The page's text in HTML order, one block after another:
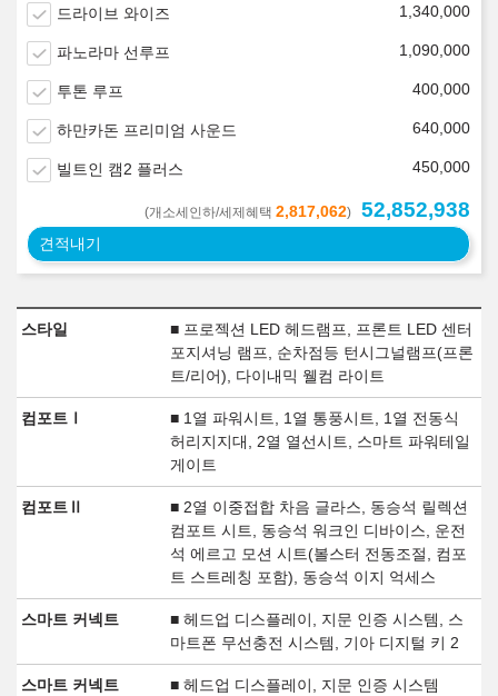
드라이브 와이즈 1,340,000
파노라마 선루프 1,090,000
투톤 루프 400,000
하만카돈 프리미엄 사운드 640,000
빌트인 캠2 플러스 450,000
(개소세인하/세제혜택 2,817,062) 52,852,938
견적내기
스타일
■ 프로젝션 LED 헤드램프, 프론트 LED 센터
포지셔닝 램프, 순차점등 턴시그널램프(프론
트/리어), 다이내믹 웰컴 라이트
컴포트Ⅰ
■ 1열 파워시트, 1열 통풍시트, 1열 전동식
허리지지대, 2열 열선시트, 스마트 파워테일
게이트
컴포트Ⅱ
■ 2열 이중접합 차음 글라스, 동승석 릴렉션
컴포트 시트, 동승석 워크인 디바이스, 운전
석 에르고 모션 시트(볼스터 전동조절, 컴포
트 스트레칭 포함), 동승석 이지 억세스
스마트 커넥트
■ 헤드업 디스플레이, 지문 인증 시스템, 스
마트폰 무선충전 시스템, 기아 디지털 키 2
스마트 커넥트 ■ 헤드업 디스플레이, 지문 인증 시스템